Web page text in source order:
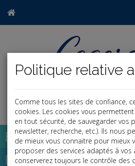
Base documentaire
Dépêches
Comme tous les sites de confiance,
cookies. Les cookies vous
en tout sécurité, de sauvegarder vos
newsletter, recherche, etc.). Ils nous
de mieux vous connaitre pour mieux
proposer des services adaptés à vos
conserverez toujours le contrôle des